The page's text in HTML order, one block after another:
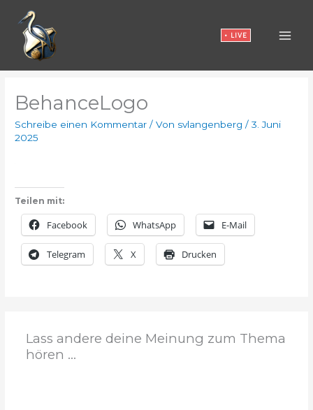
Inhalt
springen
• LIVE
BehanceLogo
Schreibe einen Kommentar / Von svlangenberg/3. Juni
2025
Teilen mit:
Facebook WhatsApp E-Mail
Telegram X Drucken
Lass andere deine Meinung zum Thema
hören ...